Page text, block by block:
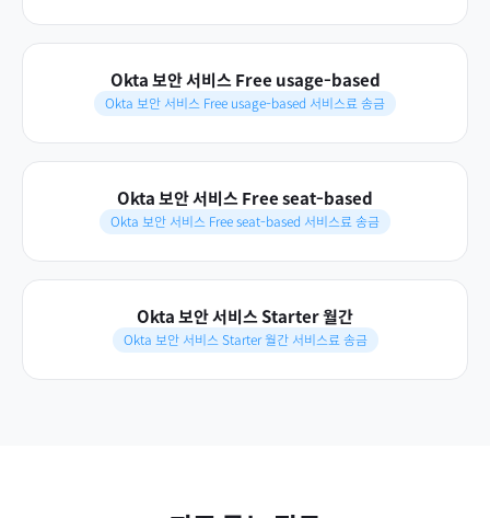
Okta 보안 서비스 Free usage-based
Okta 보안 서비스 Free usage-based 서비스료 송금
Okta 보안 서비스 Free seat-based
Okta 보안 서비스 Free seat-based 서비스료 송금
Okta 보안 서비스 Starter 월간
Okta 보안 서비스 Starter 월간 서비스료 송금